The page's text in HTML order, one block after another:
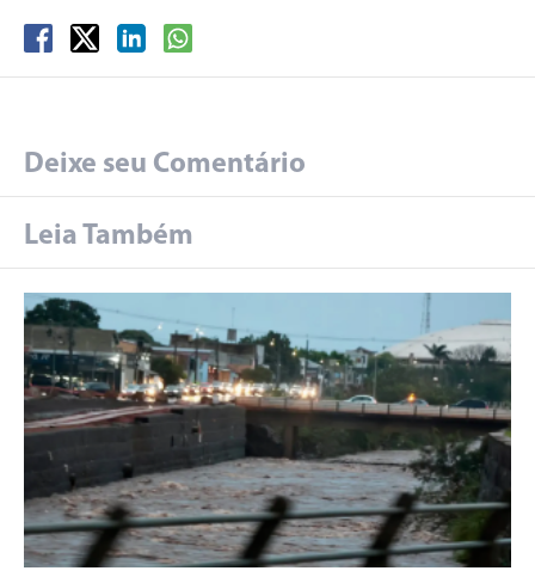
Deixe seu Comentário
Leia Também